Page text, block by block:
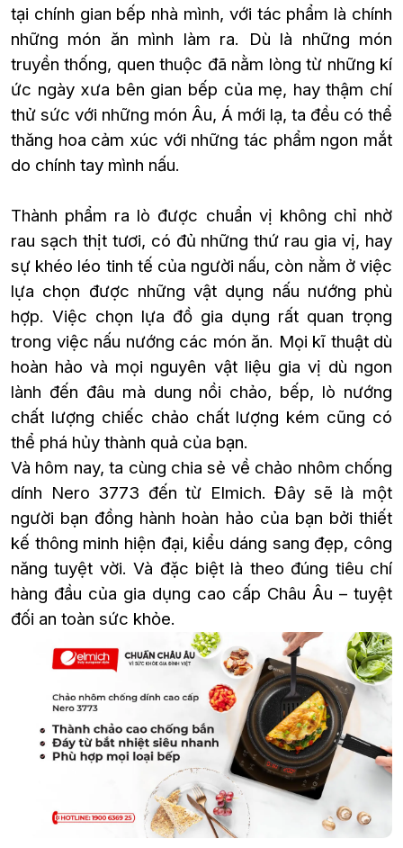
tại chính gian bếp nhà mình, với tác phẩm là chính
những món ăn mình làm ra. Dù là những món
truyền thống, quen thuộc đã nằm lòng từ những kí
ức ngày xưa bên gian bếp của mẹ, hay thậm chí
thử sức với những món Âu, Á mới lạ, ta đều có thể
thăng hoa cảm xúc với những tác phẩm ngon mắt
do chính tay mình nấu.
Thành phẩm ra lò được chuẩn vị không chỉ nhờ
rau sạch thịt tươi, có đủ những thứ rau gia vị, hay
sự khéo léo tinh tế của người nấu, còn nằm ở việc
lựa chọn được những vật dụng nấu nướng phù
hợp. Việc chọn lựa đồ gia dụng rất quan trọng
trong việc nấu nướng các món ăn. Mọi kĩ thuật dù
hoàn hảo và mọi nguyên vật liệu gia vị dù ngon
lành đến đâu mà dung nồi chảo, bếp, lò nướng
chất lượng chiếc chảo chất lượng kém cũng có
thể phá hủy thành quả của bạn.
Và hôm nay, ta cùng chia sẻ về chảo nhôm chống
dính Nero 3773 đến từ Elmich. Đây sẽ là một
người bạn đồng hành hoàn hảo của bạn bởi thiết
kế thông minh hiện đại, kiểu dáng sang đẹp, công
năng tuyệt vời. Và đặc biệt là theo đúng tiêu chí
hàng đầu của gia dụng cao cấp Châu Âu – tuyệt
đối an toàn sức khỏe.